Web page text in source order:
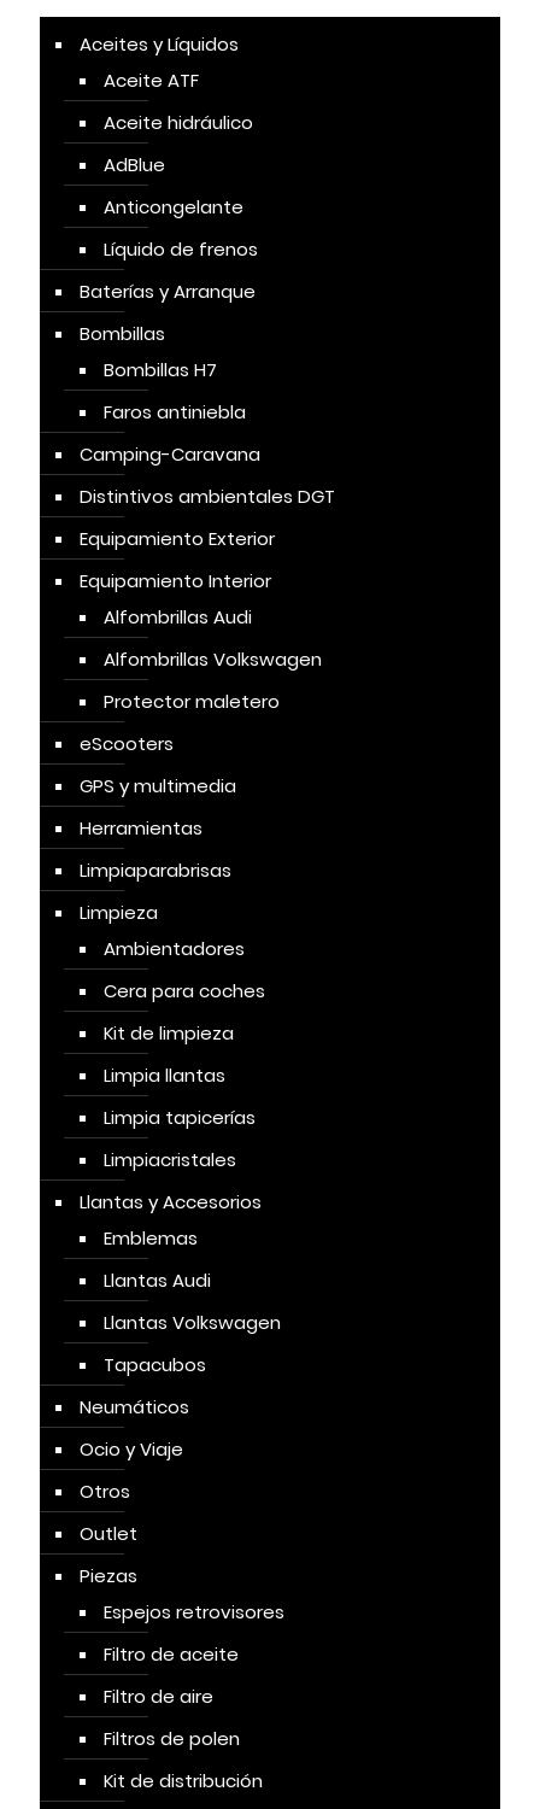
Aceites y Líquidos
Aceite ATF
Aceite hidráulico
AdBlue
Anticongelante
Líquido de frenos
Baterías y Arranque
Bombillas
Bombillas H7
Faros antiniebla
Camping-Caravana
Distintivos ambientales DGT
Equipamiento Exterior
Equipamiento Interior
Alfombrillas Audi
Alfombrillas Volkswagen
Protector maletero
eScooters
GPS y multimedia
Herramientas
Limpiaparabrisas
Limpieza
Ambientadores
Cera para coches
Kit de limpieza
Limpia llantas
Limpia tapicerías
Limpiacristales
Llantas y Accesorios
Emblemas
Llantas Audi
Llantas Volkswagen
Tapacubos
Neumáticos
Ocio y Viaje
Otros
Outlet
Piezas
Espejos retrovisores
Filtro de aceite
Filtro de aire
Filtros de polen
Kit de distribución